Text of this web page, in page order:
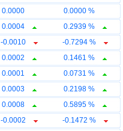
0.0000
0.0000 %
0.0004
0.2939 %
-0.0010
-0.7294 %
0.0002
0.1461 %
0.0001
0.0731 %
0.0003
0.2198 %
0.0008
0.5895 %
-0.0002
-0.1472 %